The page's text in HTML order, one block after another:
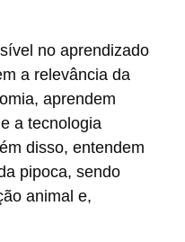
no aprendizado
a relevância da
aprendem
a tecnologia
disso, entendem
pipoca, sendo
animal e,